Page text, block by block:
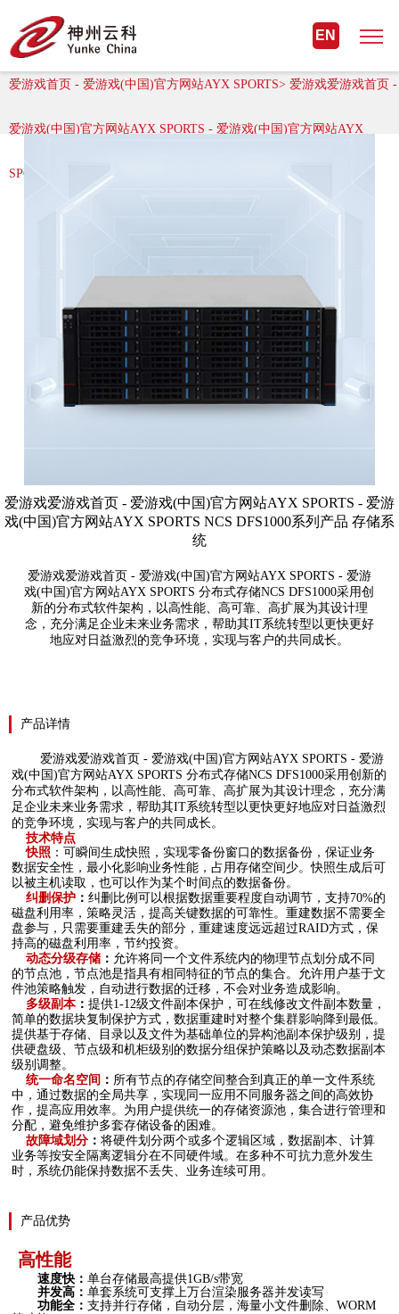
爱游戏首页 - 爱游戏(中国)官方网站
AYX SPORTS
EN
爱游戏首页 - 爱游戏(中国)官方网站AYX SPORTS> 爱游戏爱游戏首页 -
爱游戏(中国)官方网站AYX SPORTS - 爱游戏(中国)官方网站AYX
SPORTS > 软件定义存储
爱游戏爱游戏首页 - 爱游戏(中国)官方网站AYX SPORTS - 爱游
戏(中国)官方网站AYX SPORTS NCS DFS1000系列产品 存储系
统
爱游戏爱游戏首页 - 爱游戏(中国)官方网站AYX SPORTS - 爱游
戏(中国)官方网站AYX SPORTS 分布式存储NCS DFS1000采用创
新的分布式软件架构，以高性能、高可靠、高扩展为其设计理
念，充分满足企业未来业务需求，帮助其IT系统转型以更快更好
地应对日益激烈的竞争环境，实现与客户的共同成长。
产品详情
爱游戏爱游戏首页 - 爱游戏(中国)官方网站AYX SPORTS - 爱游
戏(中国)官方网站AYX SPORTS 分布式存储NCSDFS1000采用创新的
分布式软件架构，以高性能、高可靠、高扩展为其设计理念，充分满
足企业未来业务需求，帮助其IT系统转型以更快更好地应对日益激烈
的竞争环境，实现与客户的共同成长。
技术特点
快照 ：可瞬间生成快照，实现零备份窗口的数据备份，保证业务
数据安全性，最小化影响业务性能，占用存储空间少。快照生成后可
以被主机读取，也可以作为某个时间点的数据备份。
纠删保护 ：纠删比例可以根据数据重要程度自动调节，支持70%的
磁盘利用率，策略灵活，提高关键数据的可靠性。重建数据不需要全
盘参与，只需要重建丢失的部分，重建速度远远超过RAID方式，保
持高的磁盘利用率，节约投资。
动态分级存储 ： 允许将同一个文件系统内的物理节点划分成不同
的节点池，节点池是指具有相同特征的节点的集合。允许用户基于文
件池策略触发，自动进行数据的迁移，不会对业务造成影响。
多级副本：提供1-12级文件副本保护，可在线修改文件副本数量，
简单的数据块复制保护方式，数据重建时对整个集群影响降到最低。
提供基于存储、目录以及文件为基础单位的异构池副本保护级别，提
供硬盘级、节点级和机柜级别的数据分组保护策略以及动态数据副本
级别调整。
统一命名空间 ： 所有节点的存储空间整合到真正的单一文件系统
中，通过数据的全局共享，实现同一应用不同服务器之间的高效协
作，提高应用效率。为用户提供统一的存储资源池，集合进行管理和
分配，避免维护多套存储设备的困难。
故障域划分 ：将硬件划分两个或多个逻辑区域，数据副本、计算
业务等按安全隔离逻辑分在不同硬件域。在多种不可抗力意外发生
时，系统仍能保持数据不丢失、业务连续可用。
产品优势
高性能
速度快： 单台存储最高提供1GB/s带宽
并发高： 单套系统可支撑上万台渲染服务器并发读写
功能全： 支持并行存储，自动分层，海量小文件删除、 WORM